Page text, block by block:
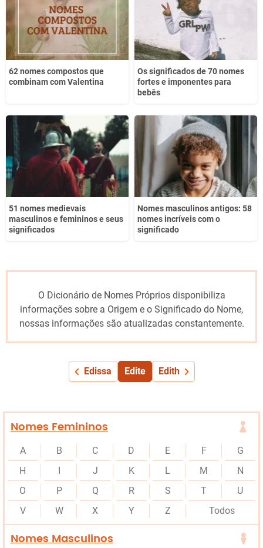
62 nomes compostos que
combinam com Valentina
Os significados de 70 nomes
fortes e imponentes para
bebês
51 nomes medievais
masculinos e femininos e seus
significados
Nomes masculinos antigos: 58
nomes incríveis com o
significado
O Dicionário de Nomes Próprios disponibiliza
informações sobre a Origem e o Significado do Nome,
nossas informações são atualizadas constantemente.
Edissa Edite Edith
Nomes Femininos
A B C D E F
G
H
I J K L M
N
O
P Q R S T
U
V
W X Y Z Todos
Nomes Masculinos